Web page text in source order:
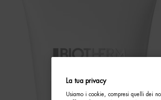
La tua privacy
Usiamo i cookie, compresi quelli dei